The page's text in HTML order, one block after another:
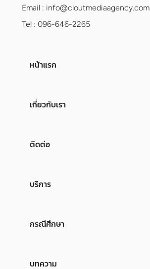
Email : info@cloutmediaagency.com
Tel : 096-646-2265
หน้าแรก
เกี่ยวกับเรา
ติดต่อ
บริการ
กรณีศึกษา
บทความ